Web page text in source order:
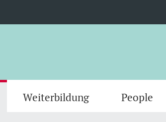
Weiterbildung People